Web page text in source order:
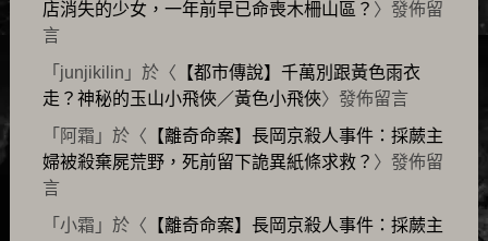
店消失的少女，一年前早已命喪木柵山區？ 〉發佈留
言
「 junjikilin 」於〈 【都市傳說】千萬別跟黃色雨衣
走？神秘的玉山小飛俠／黃色小飛俠〉發佈留言
「 阿霜 」於〈 【離奇命案】長岡京殺人事件：採蕨主
婦被殺棄屍荒野，死前留下詭異紙條求救？ 〉發佈留
言
「 小霜 」於〈 【離奇命案】長岡京殺人事件：採蕨主